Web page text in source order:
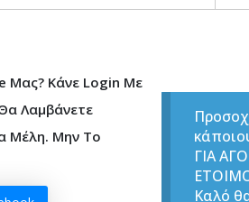
ΓΙΑ
Καλό
Μας? Κάνε Login Με
Λαμβάνετε
Μέλη. Μην Το